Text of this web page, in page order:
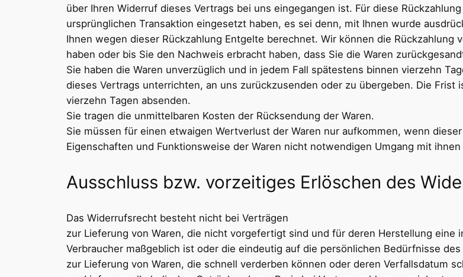
über Ihren Widerruf dieses Vertrags bei uns eingegangen ist. Für diese
ursprünglichen Transaktion eingesetzt haben, es sei denn, mit Ihnen wurde
Ihnen wegen dieser Rückzahlung Entgelte berechnet. Wir können die
haben oder bis Sie den Nachweis erbracht haben, dass Sie die Waren
Sie haben die Waren unverzüglich und in jedem Fall spätestens binnen vierzehn
dieses Vertrags unterrichten, an uns zurückzusenden oder zu übergeben. Die
vierzehn Tagen absenden.
Sie tragen die unmittelbaren Kosten der Rücksendung der Waren.
Sie müssen für einen etwaigen Wertverlust der Waren nur aufkommen, wenn
Eigenschaften und Funktionsweise der Waren nicht notwendigen Umgang mit
Ausschluss bzw. vorzeitiges Erlöschen des
Das Widerrufsrecht besteht nicht bei Verträgen
zur Lieferung von Waren, die nicht vorgefertigt sind und für deren Herstellung eine
Verbraucher maßgeblich ist oder die eindeutig auf die persönlichen Bedürfnisse
zur Lieferung von Waren, die schnell verderben können oder deren Verfallsdatum